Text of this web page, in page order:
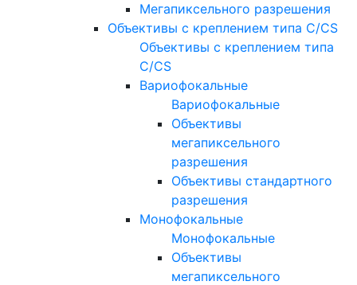
Мегапиксельного разрешения
Объективы с креплением типа C/CS
Объективы с креплением типа
C/CS
Вариофокальные
Вариофокальные
Объективы
мегапиксельного
разрешения
Объективы стандартного
разрешения
Монофокальные
Монофокальные
Объективы
мегапиксельного